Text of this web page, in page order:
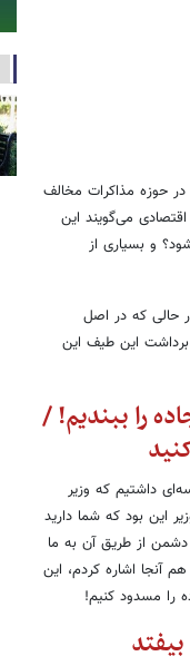
حوزه مذاکرات مخالف
می‌گویند این
و بسیاری از
حالی که در اصل
این طیف این
را ببندیم! /
داشتیم که وزیر
این بود که شما دارید
از طریق آن به ما
آنجا اشاره کردم، این
را مسدود کنیم!